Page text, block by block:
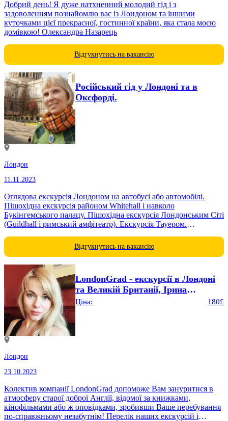
Добрий день! Я дуже натхненний молодий гід і з
задоволенням познайомлю вас із Лондоном та іншими
куточками цієї прекрасної, гостинної країни, яка стала моєю
домівкою! Олександра Назарець
Відгукнутись на вакансію
Російський гід у Лондоні та в
Оксфорді.
Лондон
11.11.2023
Оглядова екскурсія Лондоном на автобусі або автомобілі.
Пішохідна екскурсія районом Whitehall і навколо
Букінгемського палацу. Пішохідна екскурсія Лондонським Сіті
(Guildhall і римський амфітеатр). Екскурсія Тауером.
абатство. Національна Галерея. Додаткові екскурсії.
Відгукнутись на вакансію
LondonGrad - екскурсії в Лондоні
та Великій Британії, Ірина
Бєлоусова
Ціна: 180£
Лондон
23.10.2023
Колектив компанії LondonGrad допоможе Вам зануритися в
атмосферу старої доброї Англії, відомої за книжками,
кінофільмами або ж оповідками, зробивши Ваше перебування
по-справжньому незабутнім! Перелік наших екскурсій і